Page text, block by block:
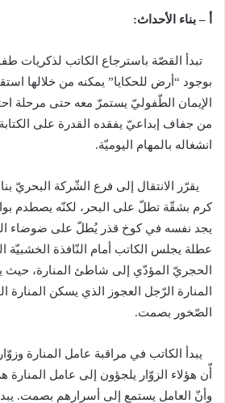
–بناء الأحداث:
تبدأ القصّة باسترجاع الكاتب لذكريات
بوجود “ أرض للحكايا” يمكنه من خلالها
الإيمان الطّفوليّ يستمرّ معه حتى مرحلة
من جفاف إبداعيّ يفقده القدرة على
انشغاله بالمهام اليوميّة.
يقرّر الانتقال إلى فرع الشّركة البحريّ
كرم بشقّة تطلّ على البحر، لكنّه يصطدم
يجد نفسه في كوخ قذر يُطلّ على ضوضاء
عطلة يجلس الكاتب أمام النّافذة الخشبيّة
الحجريّ المؤدّي إلى شاطئ المنارة، حيث
المنارة الرّجل العجوز الذي يسكن المنارة
الصّخور بصمت.
يبدأ الكاتب في مراقبة عامل المنارة
أّن هؤلاء الزوّار يلجؤون إلى عامل المنارة
وأنّ العامل يستمع إلى أسرارهم بصمت.